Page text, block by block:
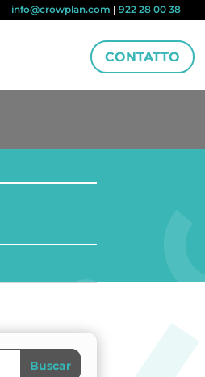
info@crowplan.com | 922 28 00 38
CONTATTO
Buscar